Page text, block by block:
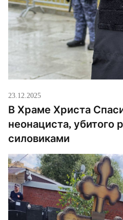
23.12.2025
В Храме Христа
неонациста, убитого
силовиками